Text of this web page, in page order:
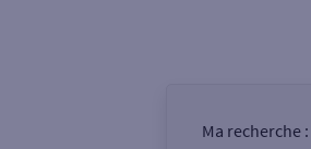
Ma recherche :